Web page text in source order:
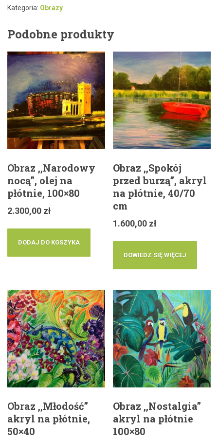
Kategoria: Obrazy
Podobne produkty
Obraz ,,Narodowy
nocą”, olej na
płótnie, 100×80
2.300,00 zł
DODAJ DO KOSZYKA
Obraz ,,Spokój
przed burzą”, akryl
na płótnie, 40/70
cm
1.600,00 zł
DOWIEDZ SIĘ WIĘCEJ
Obraz ,,Młodość”
akryl na płótnie,
50×40
Obraz ,,Nostalgia”
akryl na płótnie
100×80